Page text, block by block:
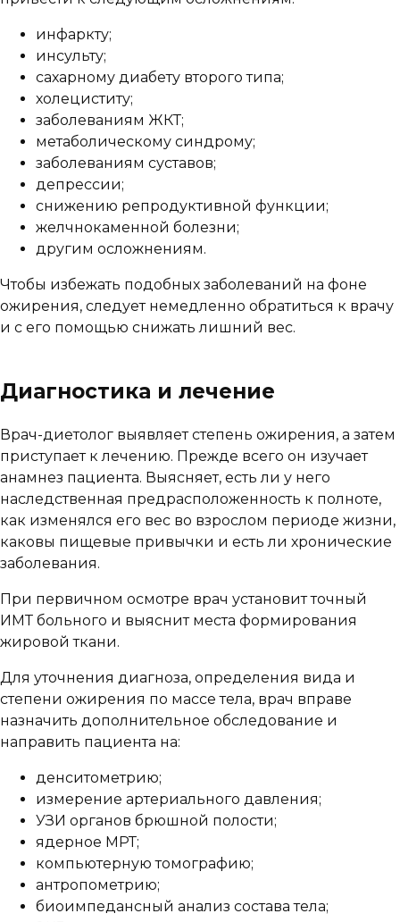
инфаркту;
инсульту;
сахарному диабету второго типа;
холециститу;
заболеваниям ЖКТ;
метаболическому синдрому;
заболеваниям суставов;
депрессии;
снижению репродуктивной функции;
желчнокаменной болезни;
другим осложнениям.
Чтобы избежать подобных заболеваний на фоне
ожирения, следует немедленно обратиться к врачу
и с его помощью снижать лишний вес.
Диагностика и лечение
Врач-диетолог выявляет степень ожирения, а затем
приступает к лечению. Прежде всего он изучает
анамнез пациента. Выясняет, есть ли у него
наследственная предрасположенность к полноте,
как изменялся его вес во взрослом периоде жизни,
каковы пищевые привычки и есть ли хронические
заболевания.
При первичном осмотре врач установит точный
ИМТ больного и выяснит места формирования
жировой ткани.
Для уточнения диагноза, определения вида и
степени ожирения по массе тела, врач вправе
назначить дополнительное обследование и
направить пациента на:
денситометрию;
измерение артериального давления;
УЗИ органов брюшной полости;
ядерное МРТ;
компьютерную томографию;
антропометрию;
биоимпедансный анализ состава тела;